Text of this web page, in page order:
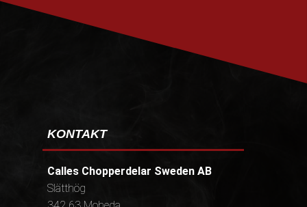
KONTAKT
Calles Chopperdelar Sweden AB
Slätthög